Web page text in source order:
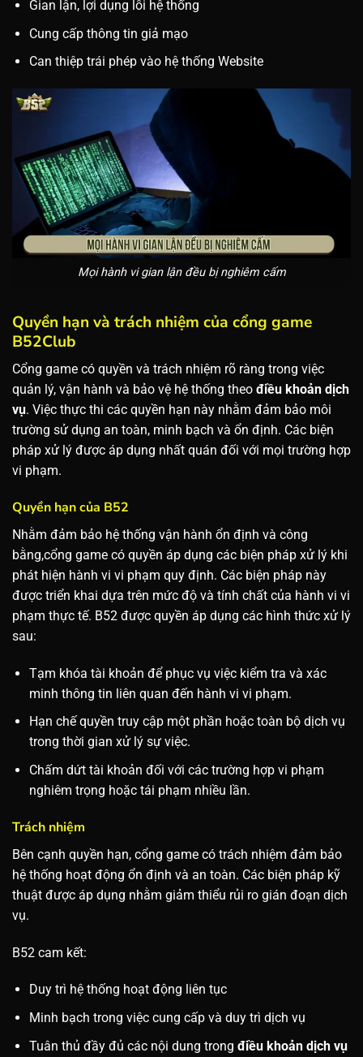
Gian lận, lợi dụng lỗi hệ thống
Cung cấp thông tin giả mạo
Can thiệp trái phép vào hệ thống Website
Mọi hành vi gian lận đều bị nghiêm cấm
Quyền hạn và trách nhiệm của cổng game
B52Club
Cổng game có quyền và trách nhiệm rõ ràng trong việc
quản lý, vận hành và bảo vệ hệ thống theo điều khoản dịch
vụ. Việc thực thi các quyền hạn này nhằm đảm bảo môi
trường sử dụng an toàn, minh bạch và ổn định. Các biện
pháp xử lý được áp dụng nhất quán đối với mọi trường hợp
vi phạm.
Quyền hạn của B52
Nhằm đảm bảo hệ thống vận hành ổn định và công
bằng,cổng game có quyền áp dụng các biện pháp xử lý khi
phát hiện hành vi vi phạm quy định. Các biện pháp này
được triển khai dựa trên mức độ và tính chất của hành vi vi
phạm thực tế. B52 được quyền áp dụng các hình thức xử lý
sau:
Tạm khóa tài khoản để phục vụ việc kiểm tra và xác
minh thông tin liên quan đến hành vi vi phạm.
Hạn chế quyền truy cập một phần hoặc toàn bộ dịch vụ
trong thời gian xử lý sự việc.
Chấm dứt tài khoản đối với các trường hợp vi phạm
nghiêm trọng hoặc tái phạm nhiều lần.
Trách nhiệm
Bên cạnh quyền hạn, cổng game có trách nhiệm đảm bảo
hệ thống hoạt động ổn định và an toàn. Các biện pháp kỹ
thuật được áp dụng nhằm giảm thiểu rủi ro gián đoạn dịch
vụ.
B52 cam kết:
Duy trì hệ thống hoạt động liên tục
Minh bạch trong việc cung cấp và duy trì dịch vụ
Tuân thủ đầy đủ các nội dung trong điều khoản dịch vụ